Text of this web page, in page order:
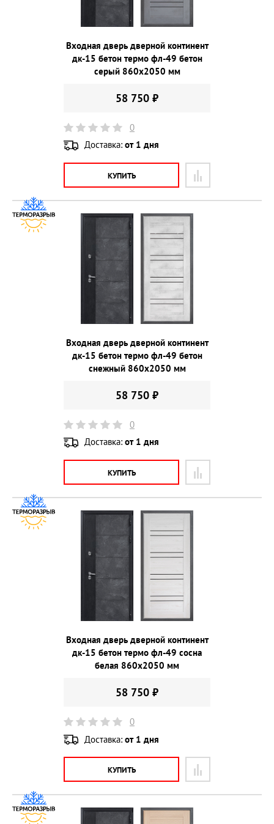
Входная дверь дверной континент
дк-15 бетон термо фл-49 бетон
серый 860х2050 мм
58 750 ₽
0
Доставка: от 1 дня
КУПИТЬ
Входная дверь дверной континент
дк-15 бетон термо фл-49 бетон
снежный 860х2050 мм
58 750 ₽
0
Доставка: от 1 дня
КУПИТЬ
Входная дверь дверной континент
дк-15 бетон термо фл-49 сосна
белая 860х2050 мм
58 750 ₽
0
Доставка: от 1 дня
КУПИТЬ